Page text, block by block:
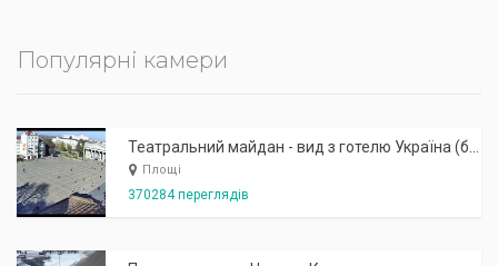
Популярні камери
Площі
370284 переглядів